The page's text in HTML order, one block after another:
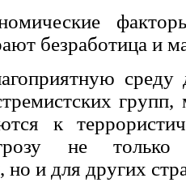
безработица и
к
не только
но и для других